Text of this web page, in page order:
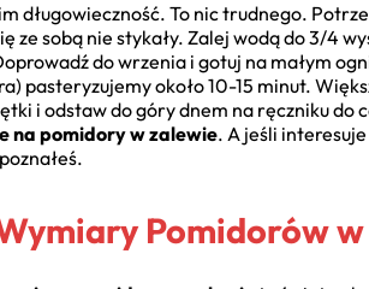
długowieczność. To nic trudnego.
ze sobą nie stykały. Zalej wodą do 3/4
do wrzenia i gotuj na małym
pasteryzujemy około 10-15 minut.
i odstaw do góry dnem na ręczniku do
na pomidory w zalewie. A jeśli
Pomidorów